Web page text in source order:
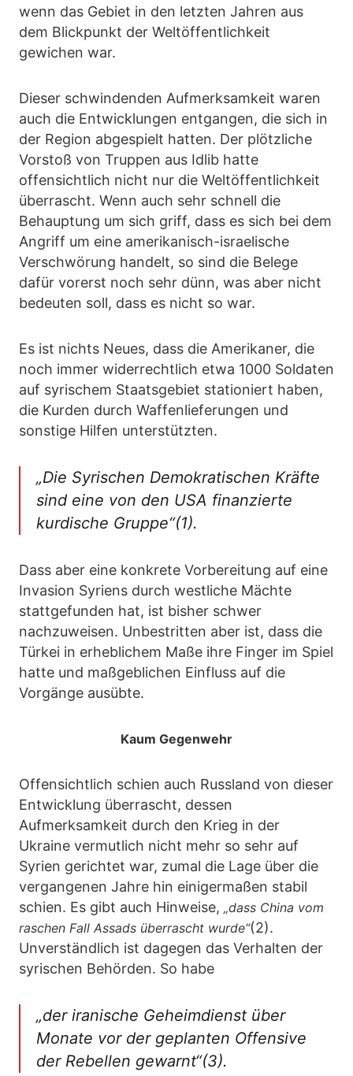
wenn das Gebiet in den letzten Jahren aus
dem Blickpunkt der Weltöffentlichkeit
gewichen war.
Dieser schwindenden Aufmerksamkeit waren
auch die Entwicklungen entgangen, die sich in
der Region abgespielt hatten. Der plötzliche
Vorstoß von Truppen aus Idlib hatte
offensichtlich nicht nur die Weltöffentlichkeit
überrascht. Wenn auch sehr schnell die
Behauptung um sich griff, dass es sich bei dem
Angriff um eine amerikanisch-israelische
Verschwörung handelt, so sind die Belege
dafür vorerst noch sehr dünn, was aber nicht
bedeuten soll, dass es nicht so war.
Es ist nichts Neues, dass die Amerikaner, die
noch immer widerrechtlich etwa 1000 Soldaten
auf syrischem Staatsgebiet stationiert haben,
die Kurden durch Waffenlieferungen und
sonstige Hilfen unterstützten.
„Die Syrischen Demokratischen Kräfte
sind eine von den USA finanzierte
kurdische Gruppe“(1).
Dass aber eine konkrete Vorbereitung auf eine
Invasion Syriens durch westliche Mächte
stattgefunden hat, ist bisher schwer
nachzuweisen. Unbestritten aber ist, dass die
Türkei in erheblichem Maße ihre Finger im Spiel
hatte und maßgeblichen Einfluss auf die
Vorgänge ausübte.
Kaum Gegenwehr
Offensichtlich schien auch Russland von dieser
Entwicklung überrascht, dessen
Aufmerksamkeit durch den Krieg in der
Ukraine vermutlich nicht mehr so sehr auf
Syrien gerichtet war, zumal die Lage über die
vergangenen Jahre hin einigermaßen stabil
schien. Es gibt auch Hinweise, „dass China vom
raschen Fall Assads überrascht wurde“(2).
Unverständlich ist dagegen das Verhalten der
syrischen Behörden. So habe
„der iranische Geheimdienst über
Monate vor der geplanten Offensive
der Rebellen gewarnt“(3).